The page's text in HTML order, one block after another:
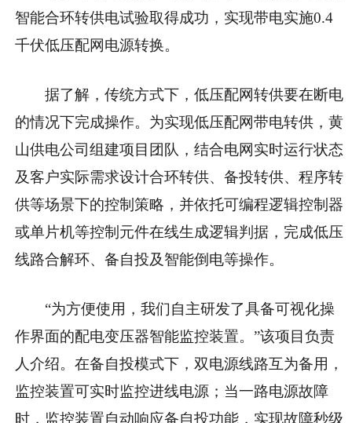
智能合环转供电试验取得成功，实现带电实施0.4
千伏低压配网电源转换。
据了解，传统方式下，低压配网转供要在断电
的情况下完成操作。为实现低压配网带电转供，黄
山供电公司组建项目团队，结合电网实时运行状态
及客户实际需求设计合环转供、备投转供、程序转
供等场景下的控制策略，并依托可编程逻辑控制器
或单片机等控制元件在线生成逻辑判据，完成低压
线路合解环、备自投及智能倒电等操作。
“为方便使用，我们自主研发了具备可视化操
作界面的配电变压器智能监控装置。”该项目负责
人介绍。在备自投模式下，双电源线路互为备用，
监控装置可实时监控进线电源；当一路电源故障
时，监控装置自动响应备自投功能，实现故障秒级